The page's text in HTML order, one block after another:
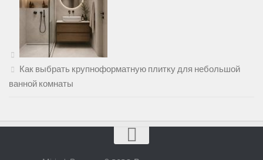
Как выбрать крупноформатную плитку для небольшой
ванной комнаты